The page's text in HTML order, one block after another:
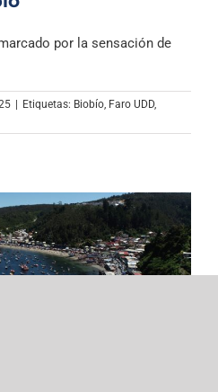
por la sensación de
Etiquetas: Biobío, Faro UDD,